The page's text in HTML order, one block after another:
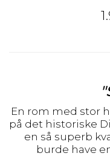
En rom med stor
på det historiske
en så superb
burde have